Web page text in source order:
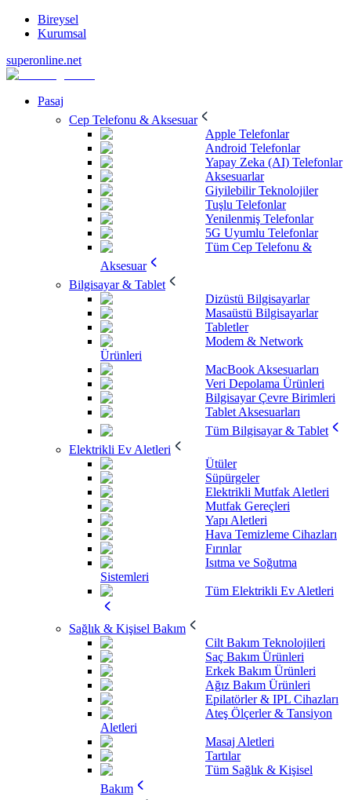
Bireysel
Kurumsal
superonline.net
Pasaj
Cep Telefonu & Aksesuar
Apple Telefonlar
Android Telefonlar
Yapay Zeka (AI) Telefonlar
Aksesuarlar
Giyilebilir Teknolojiler
Tuşlu Telefonlar
Yenilenmiş Telefonlar
5G Uyumlu Telefonlar
Tüm Cep Telefonu &
Aksesuar
Bilgisayar & Tablet
Dizüstü Bilgisayarlar
Masaüstü Bilgisayarlar
Tabletler
Modem & Network
Ürünleri
MacBook Aksesuarları
Veri Depolama Ürünleri
Bilgisayar Çevre Birimleri
Tablet Aksesuarları
Tüm Bilgisayar & Tablet
Elektrikli Ev Aletleri
Ütüler
Süpürgeler
Elektrikli Mutfak Aletleri
Mutfak Gereçleri
Yapı Aletleri
Hava Temizleme Cihazları
Fırınlar
Isıtma ve Soğutma
Sistemleri
Tüm Elektrikli Ev Aletleri
Sağlık & Kişisel Bakım
Cilt Bakım Teknolojileri
Saç Bakım Ürünleri
Erkek Bakım Ürünleri
Ağız Bakım Ürünleri
Epilatörler & IPL Cihazları
Ateş Ölçerler & Tansiyon
Aletleri
Masaj Aletleri
Tartılar
Tüm Sağlık & Kişisel
Bakım